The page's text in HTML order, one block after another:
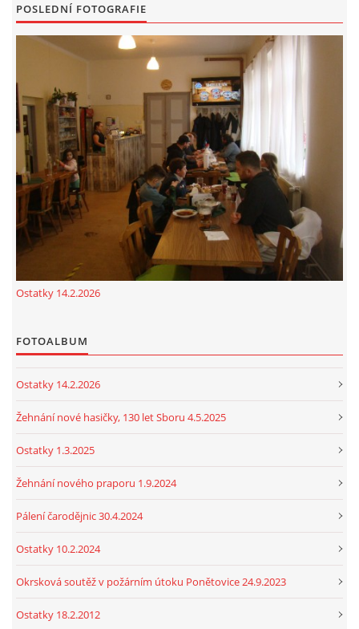
POSLEDNÍ FOTOGRAFIE
Ostatky 14.2.2026
FOTOALBUM
Ostatky 14.2.2026
Žehnání nové hasičky, 130 let Sboru 4.5.2025
Ostatky 1.3.2025
Žehnání nového praporu 1.9.2024
Pálení čarodějnic 30.4.2024
Ostatky 10.2.2024
Okrsková soutěž v požárním útoku Ponětovice 24.9.2023
Ostatky 18.2.2012